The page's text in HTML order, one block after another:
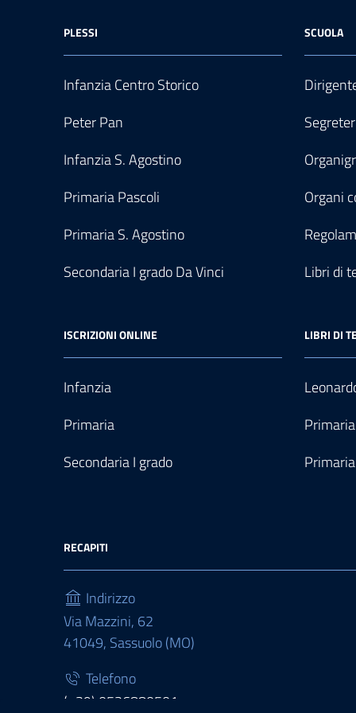
PLESSI
Infanzia Centro Storico
Peter Pan
Infanzia S. Agostino
Primaria Pascoli
Primaria S. Agostino
Secondaria I grado Da Vinci
SCUOLA
Organi
Libri di
ISCRIZIONI ONLINE
Infanzia
Primaria
Secondaria I grado
LIBRI DI
RECAPITI
Indirizzo
Via Mazzini, 62
41049, Sassuolo (MO)
Telefono
(+39) 0536880501